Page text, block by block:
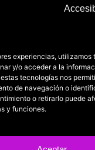
experiencias, utilizamos
y/o acceder a la
tecnologías nos
de navegación o
o retirarlo puede
y funciones.
Barcelona
texto):